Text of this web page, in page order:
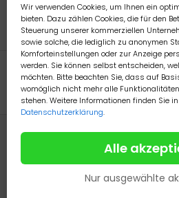
Wir verwenden Cookies, um Ihnen ein
bieten. Dazu zählen Cookies, die für den
Steuerung unserer kommerziellen
sowie solche, die lediglich zu anonymen
Komforteinstellungen oder zur Anzeige
werden. Sie können selbst entscheiden,
möchten. Bitte beachten Sie, dass auf
womöglich nicht mehr alle
stehen. Weitere Informationen finden Sie
Datenschutzerklärung.
Alle
Nur ausgewählte
Konto